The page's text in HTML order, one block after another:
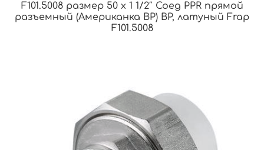
F101.5008 размер 50 x 1 1/2″ Соед PPR прямой
разъемный (Американка ВР) ВР, латуный Frap
F101.5008